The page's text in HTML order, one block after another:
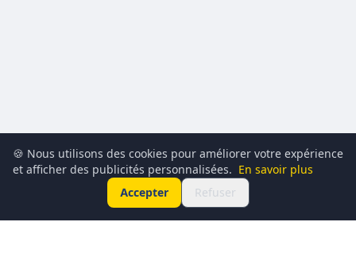
🍪 Nous utilisons des cookies pour améliorer votre expérience
et afficher des publicités personnalisées. En savoir plus
Accepter
Refuser